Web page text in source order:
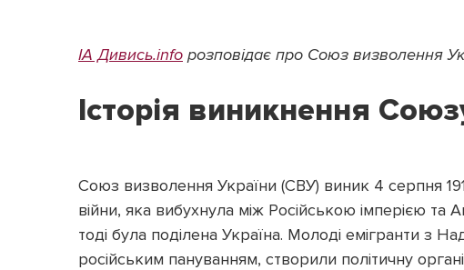
ІА Дивись.info розповідає про Союз визволення
Історія виникнення
Союз визволення України (СВУ) виник 4 серпня
війни, яка вибухнула між Російською імперією
тоді була поділена Україна. Молоді емігранти з
російським пануванням, створили політичну